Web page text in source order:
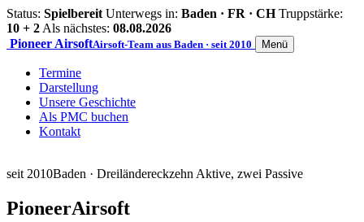
Status: Spielbereit Unterwegs in: Baden · FR · CH Truppstärke:
10 + 2 Als nächstes: 08.08.2026
Pioneer AirsoftAirsoft-Team aus Baden · seit 2010 Menü
Termine
Darstellung
Unsere Geschichte
Als PMC buchen
Kontakt
seit 2010Baden · Dreiländereckzehn Aktive, zwei Passive
PioneerAirsoft